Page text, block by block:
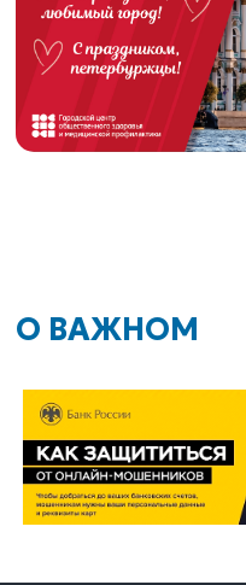
О ВАЖНОМ